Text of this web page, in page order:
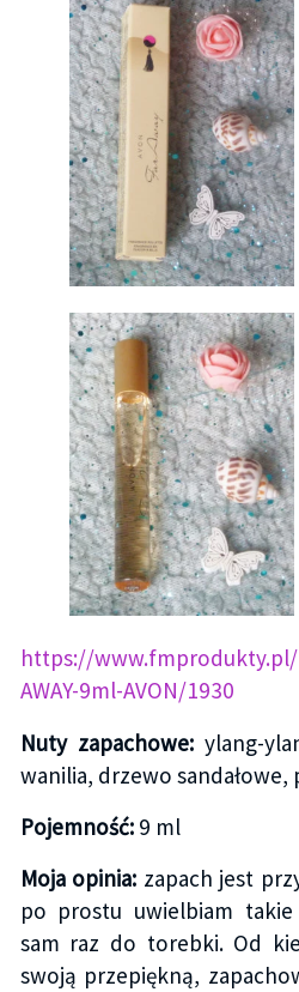
https://www.fmprodukty.pl/
AWAY-9ml-AVON/1930
Nuty zapachowe:ylang-
wanilia, drzewo sandałowe,
Pojemność:9 ml
Moja opinia: zapach jest
po prostu uwielbiam takie
sam raz do torebki. Od
swoją przepiękną,